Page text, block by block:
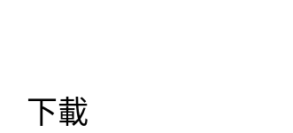
下載